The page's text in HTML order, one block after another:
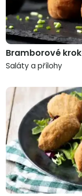
Bramborové
Saláty a přílohy